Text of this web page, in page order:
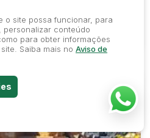
o site possa funcionar, para
personalizar conteúdo
para obter informações
Saiba mais no Aviso de